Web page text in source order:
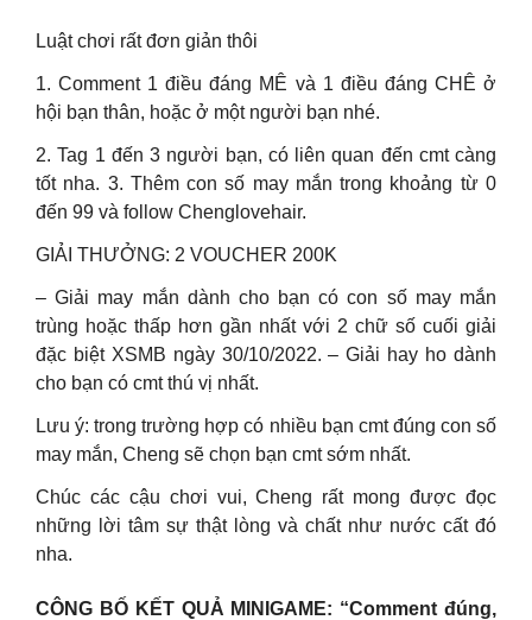
Luật chơi rất đơn giản thôi
1. Comment 1 điều đáng MÊ và 1 điều đáng CHÊ ở
hội bạn thân, hoặc ở một người bạn nhé.
2. Tag 1 đến 3 người bạn, có liên quan đến cmt càng
tốt nha. 3. Thêm con số may mắn trong khoảng từ 0
đến 99 và follow Chenglovehair.
GIẢI THƯỞNG: 2 VOUCHER 200K
– Giải may mắn dành cho bạn có con số may mắn
trùng hoặc thấp hơn gần nhất với 2 chữ số cuối giải
đặc biệt XSMB ngày 30/10/2022. – Giải hay ho dành
cho bạn có cmt thú vị nhất.
Lưu ý: trong trường hợp có nhiều bạn cmt đúng con số
may mắn, Cheng sẽ chọn bạn cmt sớm nhất.
Chúc các cậu chơi vui, Cheng rất mong được đọc
những lời tâm sự thật lòng và chất như nước cất đó
nha.
CÔNG BỐ KẾT QUẢ MINIGAME: “Comment đúng,